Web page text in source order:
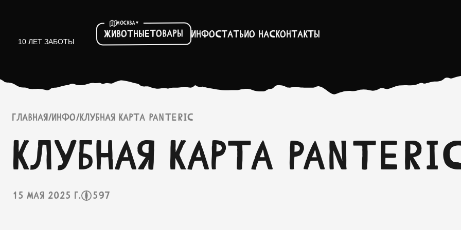
10 ЛЕТ ЗАБОТЫ
МОСКВА▾
ЖивотныеТовары ИнфостатьиО насКонтакты
ГЛАВНАЯ/ИНФО/КЛУБНАЯ КАРТА PANTERIC
Клубная карта
15 мая 2025 г. 597